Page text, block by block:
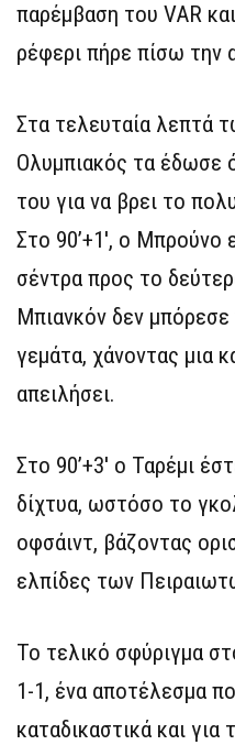
παρέμβαση του VAR
ρέφερι πήρε πίσω την
Στα τελευταία λεπτά
Ολυμπιακός τα έδωσε
του για να βρει το
Στο 90’+1′, ο Μπρούνο
σέντρα προς το
Μπιανκόν δεν
γεμάτα, χάνοντας μια
απειλήσει.
Στο 90’+3′ ο Ταρέμι
δίχτυα, ωστόσο το
οφσάιντ, βάζοντας
ελπίδες των
Το τελικό σφύριγμα
1-1, ένα αποτέλεσμα
καταδικαστικά και